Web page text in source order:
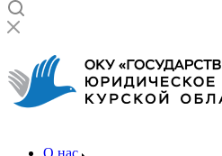
О нас